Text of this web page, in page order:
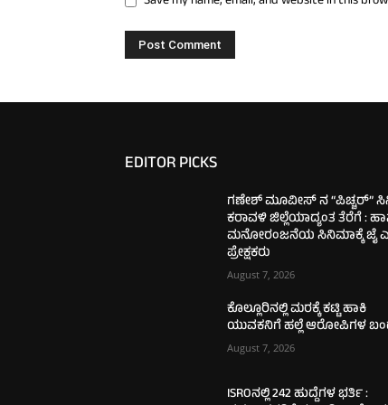
EDITOR PICKS
ಗಣೇಶ್ ಮೂವೀಸ್ ನ “ಪಿಚ್ಚರ್”
ಕರಾವಳಿ ಜಿಲ್ಲೆಯಾದ್ಯಂತ ತೆರೆಗೆ :
ಮನೋರಂಜನೆಯ ಸಿನಿಮಾಕ್ಕೆ ಜೈ
ಪ್ರೇಕ್ಷಕರು
August 7, 2026
ಕೊಲ್ಲೂರಿನಲ್ಲಿ ಮರಕ್ಕೆ ಕಟ್ಟಿ ಹಾಕಿ
ಯುವಕನಿಗೆ ಹಲ್ಲೆ ಆರೋಪಿಗಳ
August 7, 2026
ISROನಲ್ಲಿ 242 ಹುದ್ದೆಗಳ ಭರ್ತಿ :